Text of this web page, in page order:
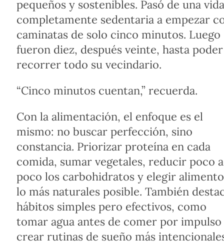
pequeños y sostenibles. Pasó de una vida
completamente sedentaria a empezar
caminatas de solo cinco minutos. Luego
fueron diez, después veinte, hasta poder
recorrer todo su vecindario.
“Cinco minutos cuentan,” recuerda.
Con la alimentación, el enfoque es el
mismo: no buscar perfección, sino
constancia. Priorizar proteína en cada
comida, sumar vegetales, reducir poco a
poco los carbohidratos y elegir
lo más naturales posible. También
hábitos simples pero efectivos, como
tomar agua antes de comer por
crear rutinas de sueño más